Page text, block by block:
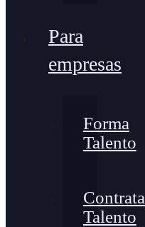
Para
empresas
Forma
Talento
Contrata
Talento